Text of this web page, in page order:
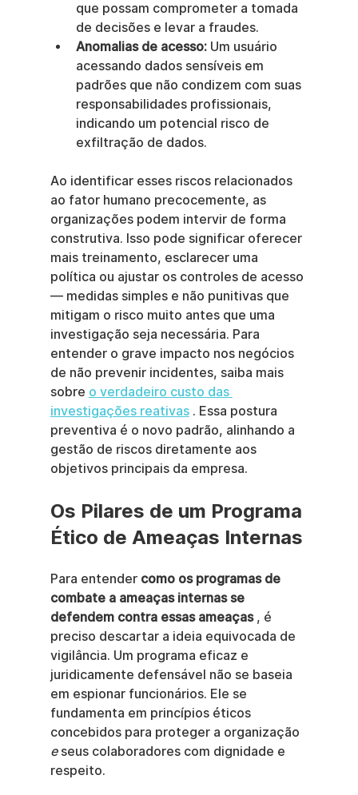
que possam comprometer a tomada
de decisões e levar a fraudes.
Anomalias de acesso: Um usuário
acessando dados sensíveis em
padrões que não condizem com suas
responsabilidades profissionais,
indicando um potencial risco de
exfiltração de dados.
Ao identificar esses riscos relacionados
ao fator humano precocemente, as
organizações podem intervir de forma
construtiva. Isso pode significar oferecer
mais treinamento, esclarecer uma
política ou ajustar os controles de acesso
— medidas simples e não punitivas que
mitigam o risco muito antes que uma
investigação seja necessária. Para
entender o grave impacto nos negócios
de não prevenir incidentes, saiba mais
sobre o verdadeiro custo das
investigações reativas . Essa postura
preventiva é o novo padrão, alinhando a
gestão de riscos diretamente aos
objetivos principais da empresa.
Os Pilares de um Programa
Ético de Ameaças Internas
Para entender como os programas de
combate a ameaças internas se
defendem contra essas ameaças , é
preciso descartar a ideia equivocada de
vigilância. Um programa eficaz e
juridicamente defensável não se baseia
em espionar funcionários. Ele se
fundamenta em princípios éticos
concebidos para proteger a organização
e seus colaboradores com dignidade e
respeito.